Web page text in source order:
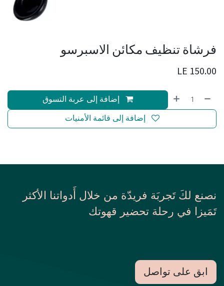
فرشاة تنظيف مكائن الاسبرسو
150.00
إضافة إلى عربة التسوق
إضافة إلى قائمة الأمنيات
نصنع لكَ تَجربَة فريدّة من خلال أَدواتنا الأكثر
تَمَيزا في رحلة تحضير قهوتك
ابق على تواصل